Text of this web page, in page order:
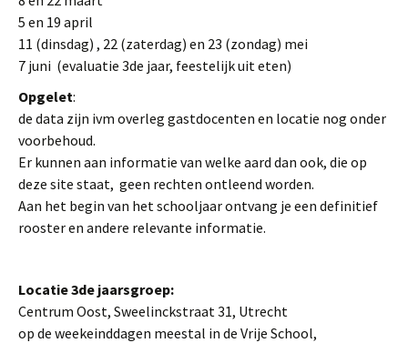
5 en 19 april
11 (dinsdag) , 22 (zaterdag) en 23 (zondag) mei
7 juni (evaluatie 3de jaar, feestelijk uit eten)
Opgelet:
de data zijn ivm overleg gastdocenten en locatie nog onder
voorbehoud.
Er kunnen aan informatie van welke aard dan ook, die op
deze site staat, geen rechten ontleend worden.
Aan het begin van het schooljaar ontvang je een definitief
rooster en andere relevante informatie.
Locatie 3de jaarsgroep:
Centrum Oost, Sweelinckstraat 31, Utrecht
op de weekeinddagen meestal in de Vrije School,